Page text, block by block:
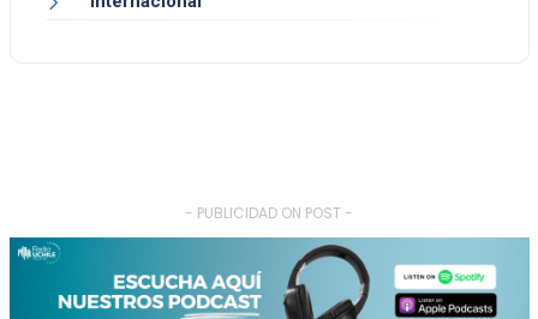
- PUBLICIDAD ON POST -